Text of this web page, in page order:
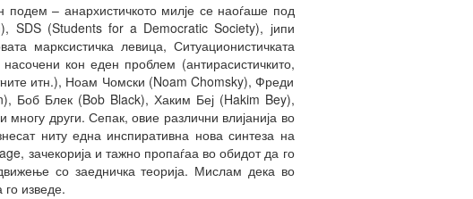
подем – анархистичкото милје се наоѓаше под
SDS (Students for a Democratic Society), јипи
марксистичка левица, Ситуационистичката
кон еден проблем (антирасистичкито,
итн.), Ноам Чомски (Noam Chomsky), Фреди
Боб Блек (Bob Black), Хаким Беј (Hakim Bey),
други. Сепак, овие различни влијанија во
ниту една инспиративна нова синтеза на
зачекорија и тажно пропаѓаа во обидот да го
со заедничка теорија. Мислам дека во
го изведе.